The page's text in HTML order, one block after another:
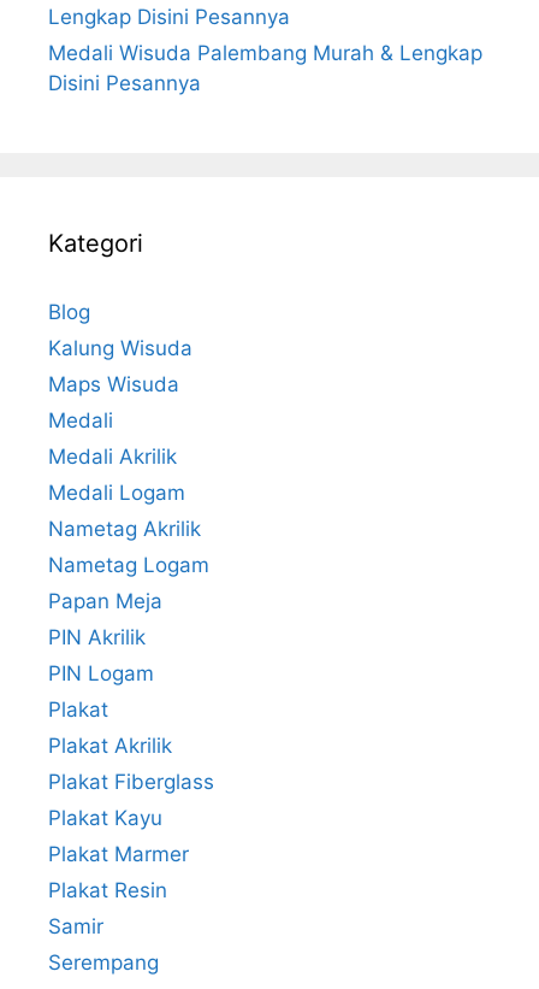
Lengkap Disini Pesannya
Medali Wisuda Palembang Murah & Lengkap
Disini Pesannya
Kategori
Blog
Kalung Wisuda
Maps Wisuda
Medali
Medali Akrilik
Medali Logam
Nametag Akrilik
Nametag Logam
Papan Meja
PIN Akrilik
PIN Logam
Plakat
Plakat Akrilik
Plakat Fiberglass
Plakat Kayu
Plakat Marmer
Plakat Resin
Samir
Serempang